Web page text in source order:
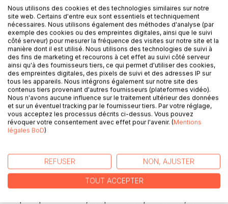
AJOUTER AU PANIER
Ajouter à ma liste d'envies
Laisser un avis
Les textes composant cet ouvrage sont tous parus, sous
leur forme initiale, dans un journal hebdomadaire. Souvent
Nous utilisons des cookies et des technologies similaires sur notre
site web. Certains d'entre eux sont essentiels et techniquement
nécessaires. Nous utilisons également des méthodes d'analyse (par
exemple des cookies ou des empreintes digitales, ainsi que le suivi
côté serveur) pour mesurer la fréquence des visites sur notre site et la
manière dont il est utilisé. Nous utilisons des technologies de suivi à
des fins de marketing et recourons à cet effet au suivi côté serveur
ainsi qu'à des fournisseurs tiers, ce qui permet d'utiliser des cookies,
des empreintes digitales, des pixels de suivi et des adresses IP sur
tous les appareils. Nous intégrons également sur notre site des
contenus tiers provenant d'autres fournisseurs (plateformes vidéo).
Nous n'avons aucune influence sur le traitement ultérieur des données
et sur un éventuel tracking par le fournisseur tiers. Par votre réglage,
vous acceptez les processus décrits ci-dessus. Vous pouvez
révoquer votre consentement avec effet pour l'avenir. (Mentions
légales BoD)
REFUSER NON, AJUSTER
TOUT ACCEPTER